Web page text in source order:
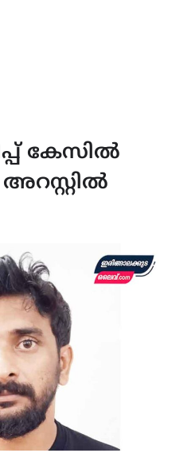
കേസിൽ
അറസ്റ്റിൽ